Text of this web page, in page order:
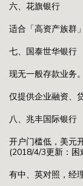
六、花旗银行
适合「高资产族群
七、国泰世华银行
现无一般存款业务。
仅提供企业融资、
八、兆丰国际银行
开户门槛低，美元
(2018/4/3更新：困
有中、英对照，经